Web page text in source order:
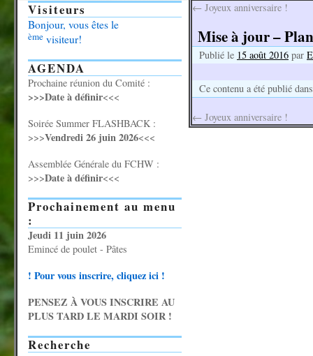
← Joyeux anniversaire !
Mise à jour –
Publié le 15 août 2016 par
Ce contenu a été publié
← Joyeux anniversaire !
Visiteurs
Bonjour, vous êtes le
ème visiteur!
AGENDA
Prochaine réunion du Comité :
>>>Date à définir<<<
Soirée Summer FLASHBACK :
>>>Vendredi 26 juin 2026<<<
Assemblée Générale du FCHW :
>>>Date à définir<<<
Prochainement au menu
:
Jeudi 11 juin 2026
Emincé de poulet - Pâtes
! Pour vous inscrire, cliquez ici !
PENSEZ À VOUS INSCRIRE AU
PLUS TARD LE MARDI SOIR !
Recherche